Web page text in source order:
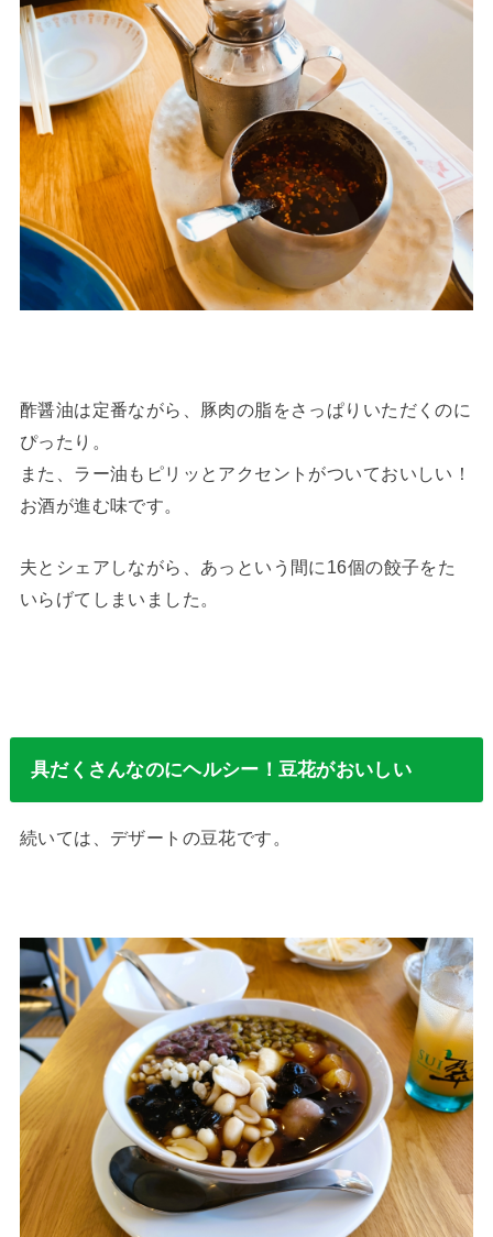
酢醤油は定番ながら、豚肉の脂をさっぱりいただくのに
ぴったり。
また、ラー油もピリッとアクセントがついておいしい！
お酒が進む味です。
夫とシェアしながら、あっという間に16個の餃子をた
いらげてしまいました。
具だくさんなのにヘルシー！豆花がおいしい
続いては、デザートの豆花です。